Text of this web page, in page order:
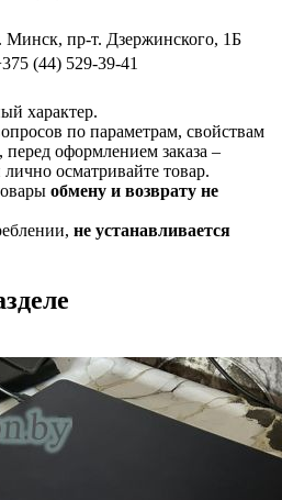
Минск, пр-т. Дзержинского, 1Б
(44) 529-39-41
характер.
по параметрам, свойствам
перед оформлением заказа –
осматривайте товар.
обмену и возврату не
не устанавливается